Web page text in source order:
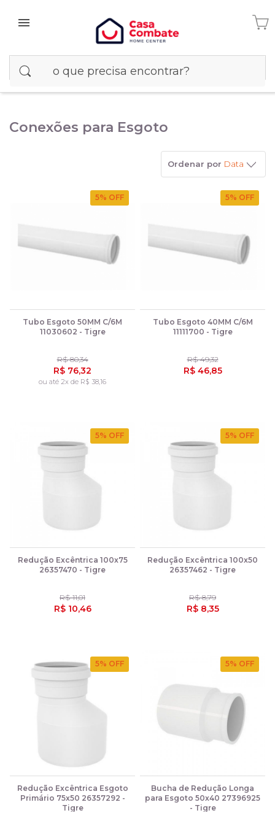
Conexões para Esgoto
Ordenar por Data
5% OFF
Tubo Esgoto 50MM C/6M
11030602 - Tigre
R$ 80,34
R$ 76,32
ou até 2x de R$ 38,16
5% OFF
Tubo Esgoto 40MM C/6M
11111700 - Tigre
R$ 49,32
R$ 46,85
5% OFF
Redução Excêntrica 100x75
26357470 - Tigre
R$ 11,01
R$ 10,46
5% OFF
Redução Excêntrica 100x50
26357462 - Tigre
R$ 8,79
R$ 8,35
5% OFF
Redução Excêntrica Esgoto
Primário 75x50 26357292 -
Tigre
5% OFF
Bucha de Redução Longa
para Esgoto 50x40 27396925
- Tigre